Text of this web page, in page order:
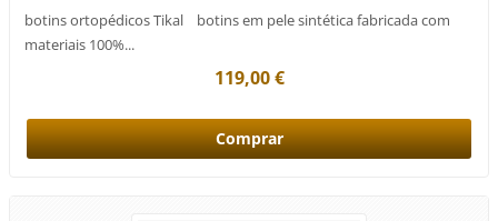
botins ortopédicos Tikal botins em pele sintética fabricada com
materiais 100%...
119,00 €